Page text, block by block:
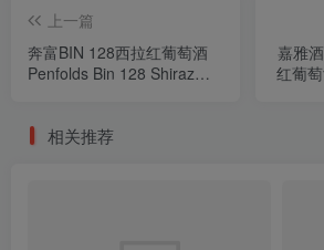
上一篇
奔富BIN 128西拉红葡萄酒
Penfolds Bin 128 Shiraz
嘉雅
红葡
相关推荐